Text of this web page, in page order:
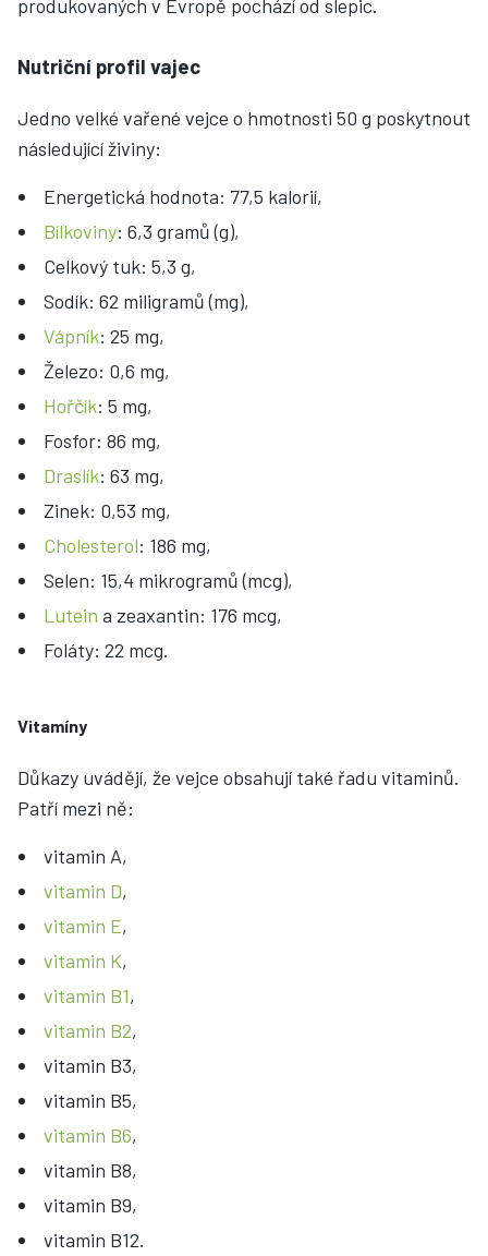
produkovaných v Evropě pochází od slepic.
Nutriční profil vajec
Jedno velké vařené vejce o hmotnosti 50 g poskytnout
následující živiny:
Energetická hodnota: 77,5 kalorií,
Bílkoviny: 6,3 gramů (g),
Celkový tuk: 5,3 g,
Sodík: 62 miligramů (mg),
Vápník: 25 mg,
Železo: 0,6 mg,
Hořčík: 5 mg,
Fosfor: 86 mg,
Draslík: 63 mg,
Zinek: 0,53 mg,
Cholesterol: 186 mg,
Selen: 15,4 mikrogramů (mcg),
Lutein a zeaxantin: 176 mcg,
Foláty: 22 mcg.
Vitamíny
Důkazy uvádějí, že vejce obsahují také řadu vitaminů.
Patří mezi ně:
vitamin A,
vitamin D,
vitamin E,
vitamin K,
vitamin B1,
vitamin B2,
vitamin B3,
vitamin B5,
vitamin B6,
vitamin B8,
vitamin B9,
vitamin B12.